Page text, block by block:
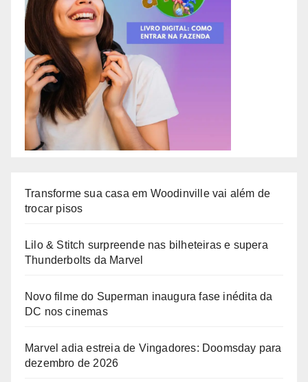
Transforme sua casa em Woodinville vai além de
trocar pisos
Lilo & Stitch surpreende nas bilheteiras e supera
Thunderbolts da Marvel
Novo filme do Superman inaugura fase inédita da
DC nos cinemas
Marvel adia estreia de Vingadores: Doomsday para
dezembro de 2026